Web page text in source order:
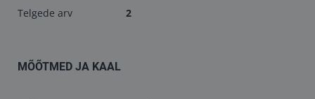
Telgede arv 2
MÕÕTMED JA KAAL